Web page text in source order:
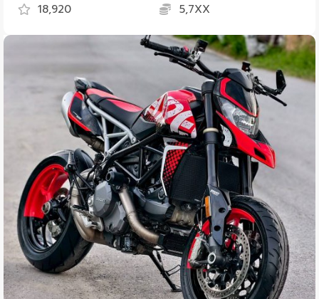
18,920
5,7XX